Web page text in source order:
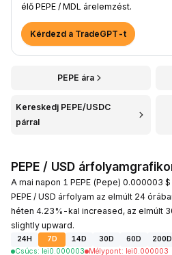
élő PEPE / MDL árelemzést.
Kérdezd a TradeGPT-t
PEPE ára
Kereskedj PEPE/USDC
párral
PEPE / USD
A mai napon 1 PEPE (Pepe) 0.000003
PEPE / USD árfolyam az elmúlt 24
héten 4.23%-kal increased, az elmúlt
slightly upward.
24H 7D 14D 30D 60D
200D
Csúcs: lei0.000003 Mélypont: lei0.000003